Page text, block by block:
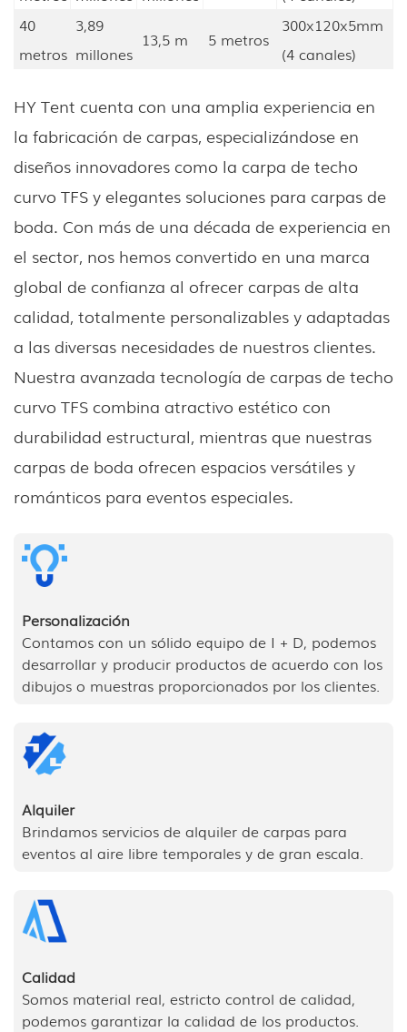
40
metros
3,89
millones
13,5 m 5 metros
300x120x5mm
(4 canales)
HY Tent cuenta con una amplia experiencia en
la fabricación de carpas, especializándose en
diseños innovadores como la carpa de techo
curvo TFS y elegantes soluciones para carpas de
boda. Con más de una década de experiencia en
el sector, nos hemos convertido en una marca
global de confianza al ofrecer carpas de alta
calidad, totalmente personalizables y adaptadas
a las diversas necesidades de nuestros clientes.
Nuestra avanzada tecnología de carpas de techo
curvo TFS combina atractivo estético con
durabilidad estructural, mientras que nuestras
carpas de boda ofrecen espacios versátiles y
románticos para eventos especiales.
Personalización
Contamos con un sólido equipo de I + D, podemos
desarrollar y producir productos de acuerdo con los
dibujos o muestras proporcionados por los clientes.
Alquiler
Brindamos servicios de alquiler de carpas para
eventos al aire libre temporales y de gran escala.
Calidad
Somos material real, estricto control de calidad,
podemos garantizar la calidad de los productos.